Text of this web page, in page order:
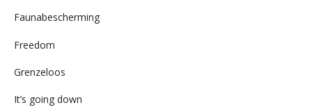
Faunabescherming
Freedom
Grenzeloos
It’s going down